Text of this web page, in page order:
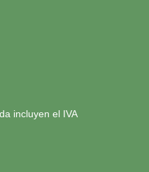
incluyen el IVA